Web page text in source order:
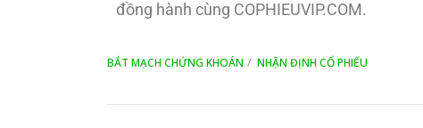
đồng hành cùng COPHIEUVIP.COM.
BẮT MẠCH CHỨNG KHOÁN NHẬN ĐỊNH CỔ PHIẾU